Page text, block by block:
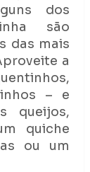
dos
são
das mais
a
– e
queijos,
quiche
ou um